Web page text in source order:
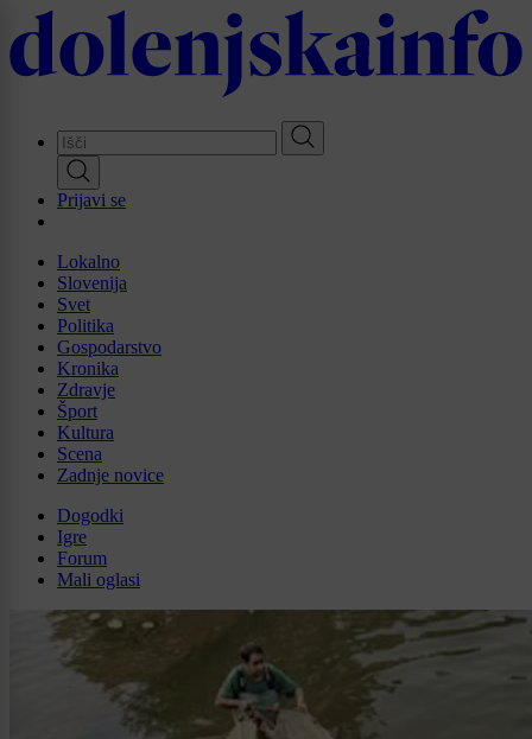
Skip
to
main
Prijavi se
Lokalno
Slovenija
Svet
Politika
Gospodarstvo
Kronika
Zdravje
Šport
Kultura
Scena
Zadnje novice
Dogodki
Igre
Forum
Mali oglasi